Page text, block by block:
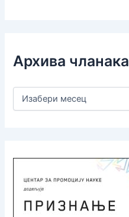
Архива чланака
А